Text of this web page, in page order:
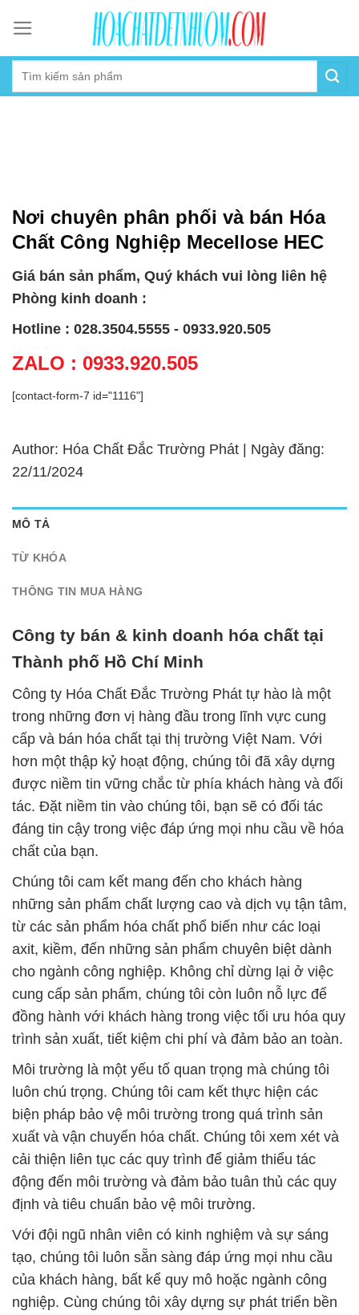
content
Nơi chuyên phân phối và bán Hóa
Chất Công Nghiệp Mecellose HEC
Giá bán sản phẩm, Quý khách vui lòng liên hệ
Phòng kinh doanh :
Hotline : 028.3504.5555 - 0933.920.505
ZALO : 0933.920.505
[contact-form-7 id="1116"]
Author: Hóa Chất Đắc Trường Phát | Ngày đăng:
22/11/2024
MÔ TẢ
TỪ KHÓA
THÔNG TIN MUA HÀNG
Công ty bán & kinh doanh hóa chất tại
Thành phố Hồ Chí Minh
Công ty Hóa Chất Đắc Trường Phát tự hào là một
trong những đơn vị hàng đầu trong lĩnh vực cung
cấp và bán hóa chất tại thị trường Việt Nam. Với
hơn một thập kỷ hoạt động, chúng tôi đã xây dựng
được niềm tin vững chắc từ phía khách hàng và đối
tác. Đặt niềm tin vào chúng tôi, bạn sẽ có đối tác
đáng tin cậy trong việc đáp ứng mọi nhu cầu về hóa
chất của bạn.
Chúng tôi cam kết mang đến cho khách hàng
những sản phẩm chất lượng cao và dịch vụ tận tâm,
từ các sản phẩm hóa chất phổ biến như các loại
axit, kiềm, đến những sản phẩm chuyên biệt dành
cho ngành công nghiệp. Không chỉ dừng lại ở việc
cung cấp sản phẩm, chúng tôi còn luôn nỗ lực để
đồng hành với khách hàng trong việc tối ưu hóa quy
trình sản xuất, tiết kiệm chi phí và đảm bảo an toàn.
Môi trường là một yếu tố quan trọng mà chúng tôi
luôn chú trọng. Chúng tôi cam kết thực hiện các
biện pháp bảo vệ môi trường trong quá trình sản
xuất và vận chuyển hóa chất. Chúng tôi xem xét và
cải thiện liên tục các quy trình để giảm thiểu tác
động đến môi trường và đảm bảo tuân thủ các quy
định và tiêu chuẩn bảo vệ môi trường.
Với đội ngũ nhân viên có kinh nghiệm và sự sáng
tạo, chúng tôi luôn sẵn sàng đáp ứng mọi nhu cầu
của khách hàng, bất kể quy mô hoặc ngành công
nghiệp. Cùng chúng tôi xây dựng sự phát triển bền